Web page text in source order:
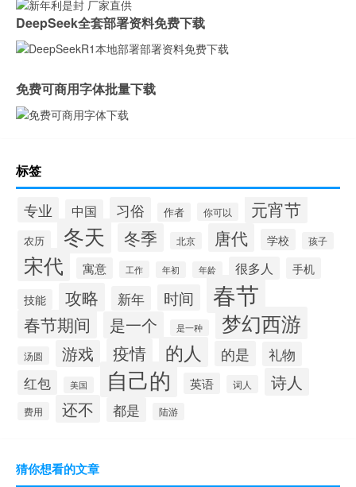
DeepSeek全套部署资料免费下载
免费可商用字体批量下载
标签
专业 中国 习俗 作者 你可以 元宵节
农历 冬天 冬季 北京 唐代 学校 孩子
宋代 寓意 工作 年初 年龄 很多人 手机
技能 攻略 新年 时间 春节
春节期间 是一个 是一种 梦幻西游
汤圆 游戏 疫情 的人 的是
礼物
红包
美国 自己的 英语 词人 诗人
费用 还不 都是 陆游
猜你想看的文章